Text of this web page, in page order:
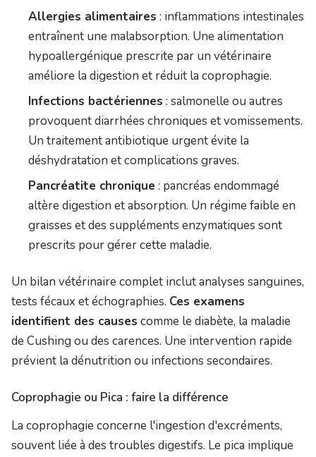
Allergies alimentaires : inflammations intestinales
entraînent une malabsorption. Une alimentation
hypoallergénique prescrite par un vétérinaire
améliore la digestion et réduit la coprophagie.
Infections bactériennes : salmonelle ou autres
provoquent diarrhées chroniques et vomissements.
Un traitement antibiotique urgent évite la
déshydratation et complications graves.
Pancréatite chronique : pancréas endommagé
altère digestion et absorption. Un régime faible en
graisses et des suppléments enzymatiques sont
prescrits pour gérer cette maladie.
Un bilan vétérinaire complet inclut analyses sanguines,
tests fécaux et échographies. Ces examens
identifient des causes comme le diabète, la maladie
de Cushing ou des carences. Une intervention rapide
prévient la dénutrition ou infections secondaires.
Coprophagie ou Pica : faire la différence
La coprophagie concerne l'ingestion d'excréments,
souvent liée à des troubles digestifs. Le pica implique